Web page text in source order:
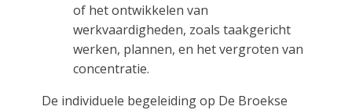
of het ontwikkelen van
werkvaardigheden, zoals taakgericht
werken, plannen, en het vergroten van
concentratie.
De individuele begeleiding op De Broekse